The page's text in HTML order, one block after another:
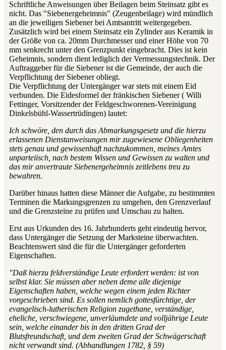
Schriftliche Anweisungen über Beilagen beim Steinsatz gibt es
nicht. Das "Siebenergeheimnis" (Zeugenbeilage) wird mündlich
an die jeweiligen Siebener bei Amtsantritt weitergegeben.
Zusätzlich wird bei einem Steinsatz ein Zylinder aus Keramik in
der Größe von ca. 20mm Durchmesser und einer Höhe von 70
mm senkrecht unter den Grenzpunkt eingebracht. Dies ist kein
Geheimnis, sondern dient lediglich der Vermessungstechnik. Der
Auftraggeber für die Siebener ist die Gemeinde, der auch die
Verpflichtung der Siebener obliegt.
Die Verpflichtung der Untergänger war stets mit einem Eid
verbunden. Die Eidesformel der fränkischen Siebener ( Willi
Fettinger, Vorsitzender der Feldgeschworenen-Vereinigung
Dinkelsbühl-Wassertrüdingen) lautet:
Ich schwöre, den durch das Abmarkungsgesetz und die hierzu
erlassenen Dienstanweisungen mir zugewiesene Obliegenheiten
stets genau und gewissenhaft nachzukommen, meines Amtes
unparteiisch, nach bestem Wissen und Gewissen zu walten und
das mir anvertraute Siebenergeheimnis zeitlebens treu zu
bewahren.
Darüber hinaus hatten diese Männer die Aufgabe, zu bestimmten
Terminen die Markungsgrenzen zu umgehen, den Grenzverlauf
und die Grenzsteine zu prüfen und Umschau zu halten.
Erst aus Urkunden des 16. Jahrhunderts geht eindeutig hervor,
dass Untergänger die Setzung der Marksteine überwachten.
Beachtenswert sind die für die Untergänger geforderten
Eigenschaften.
"Daß hierzu feldverständige Leute erfordert werden: ist von
selbst klar. Sie müssen aber neben deme alle diejenige
Eigenschaften haben, welche wegen einem jeden Richter
vorgeschrieben sind. Es sollen nemlich gottesfürchtige, der
evangelisch-lutherischen Religion zugethane, verständige,
eheliche, verschwiegene, unverläumdete und volljährige Leute
sein, welche einander bis in den dritten Grad der
Blutsfreundschaft, und dem zweiten Grad der Schwägerschaft
nicht verwandt sind. (Abhandlungen 1782, § 59)